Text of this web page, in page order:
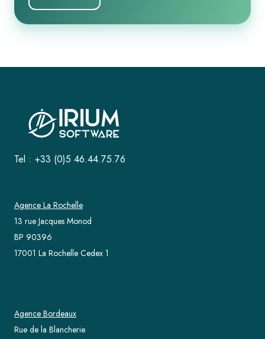
Tel : +33 (0)5 46.44.75.76
Agence La Rochelle
13 rue Jacques Monod
BP 90396
17001 La Rochelle Cedex 1
Agence Bordeaux
Rue de la Blancherie